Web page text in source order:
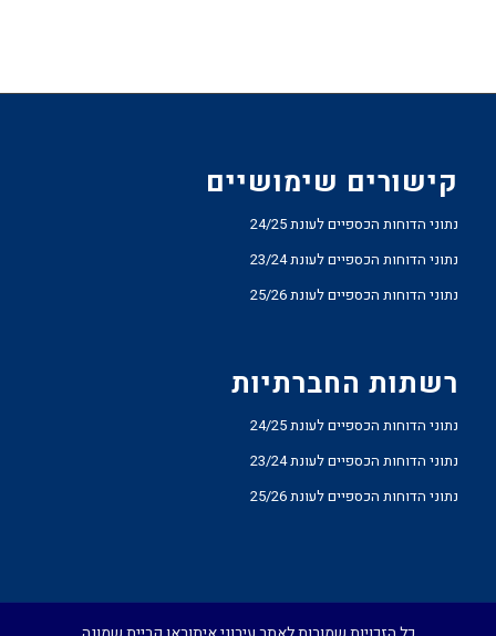
קישורים שימושיים
נתוני הדוחות הכספיים לעונת 24/25
נתוני הדוחות הכספיים לעונת 23/24
נתוני הדוחות הכספיים לעונת 25/26
רשתות החברתיות
נתוני הדוחות הכספיים לעונת 24/25
נתוני הדוחות הכספיים לעונת 23/24
נתוני הדוחות הכספיים לעונת 25/26